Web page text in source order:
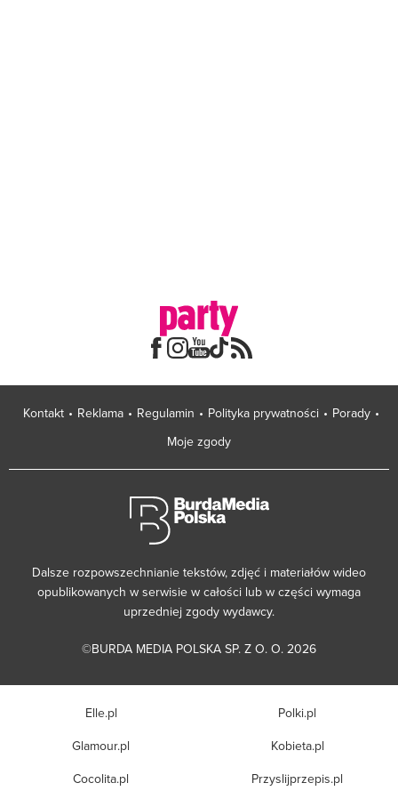
Kontakt Reklama Regulamin Polityka prywatności
Porady
Moje zgody
Dalsze rozpowszechnianie tekstów, zdjęć i materiałów wideo
opublikowanych w serwisie w całości lub w części wymaga
uprzedniej zgody wydawcy.
©BURDA MEDIA POLSKA SP. Z O. O. 2026
Elle.pl
Glamour.pl
Cocolita.pl
Polki.pl
Kobieta.pl
Przyslijprzepis.pl